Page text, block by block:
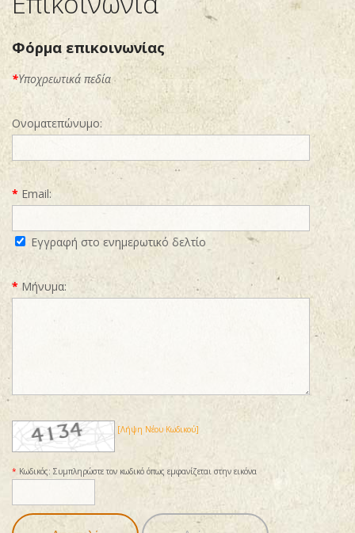
Φόρμα επικοινωνίας
*Υποχρεωτικά πεδία
Ονοματεπώνυμο:
* Email:
Εγγραφή στο ενημερωτικό δελτίο
* Μήνυμα:
[Λήψη Νέου Κωδικού]
* Κωδικός: Συμπληρώστε τον κωδικό όπως εμφανίζεται στην εικόνα